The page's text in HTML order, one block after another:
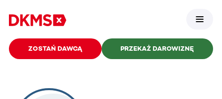
ZOSTAŃ DAWCĄ PRZEKAŻ DAROWIZNĘ